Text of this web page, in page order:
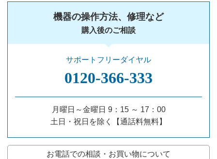
機器の操作方法、修理など
購入後のご相談
サポートフリーダイヤル
0120‐366‐333
月曜日～金曜日 9：15 ～ 17：00
土日・祝日を除く【通話料無料】
お電話での相談・お買い物について